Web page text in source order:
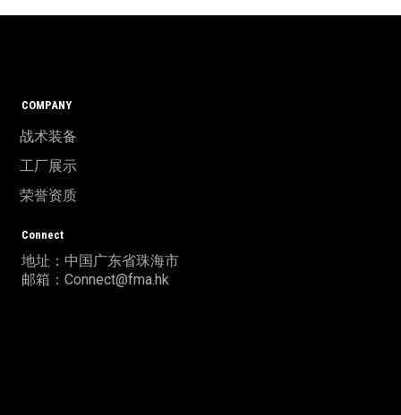
COMPANY
战术装备
工厂展示
荣誉资质
Connect
地址：中国广东省珠海市
邮箱：Connect@fma.hk